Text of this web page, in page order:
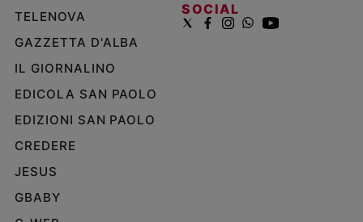
TELENOVA
GAZZETTA D'ALBA
IL GIORNALINO
EDICOLA SAN PAOLO
EDIZIONI SAN PAOLO
CREDERE
JESUS
GBABY
SOCIAL